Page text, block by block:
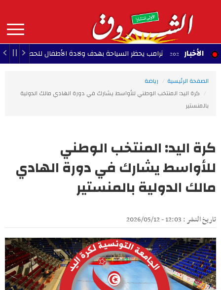
contenu
principal
MAIN
NAVIGATION الأخبارترامب يحظر السياحة بهدف ولادة الأطفال للحصول على الجنسية
الصفحة الرئيسية
رياضة
كرة اليد: المنتخب الوطني للأواسط يشارك في دورة الهادي مالك الدولية
بالمنستير
كرة اليد: المنتخب الوطني
للأواسط يشارك في دورة الهادي
مالك الدولية بالمنستير
تاريخ النشر : 12:03 - 2026/05/12